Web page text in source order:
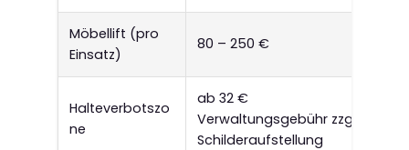
Möbellift (pro
Einsatz)
80 – 250 €
Halteverbotszo
ne
ab 32 €
Verwaltungsgebühr zzgl.
Schilderaufstellung